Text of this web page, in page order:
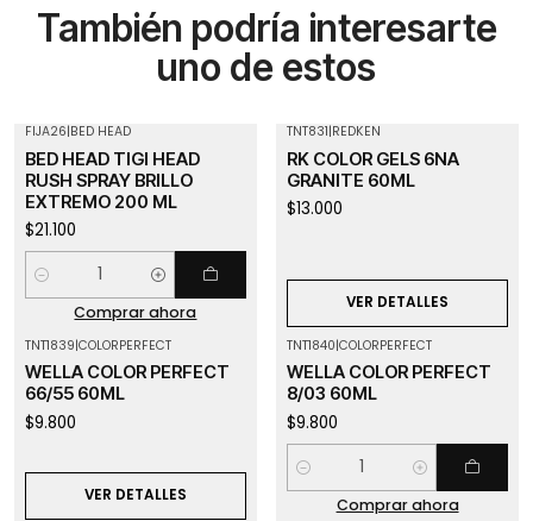
También podría interesarte
uno de estos
FIJA26|BED HEAD
BED HEAD TIGI HEAD
RUSH SPRAY BRILLO
EXTREMO 200 ML
$21.100
Cantidad
Comprar ahora
TNT831|REDKEN
RK COLOR GELS 6NA
GRANITE 60ML
$13.000
VER DETALLES
TNT1839|COLORPERFECT
WELLA COLOR PERFECT
66/55 60ML
$9.800
VER DETALLES
TNT1840|COLORPERFECT
WELLA COLOR PERFECT
8/03 60ML
$9.800
Cantidad
Comprar ahora